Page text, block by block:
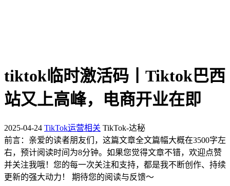
tiktok临时激活码丨Tiktok巴西
站又上高峰，电商开业在即
2025-04-24 TikTok运营相关 TikTok-达秘
前言： 亲爱的读者朋友们，这篇文章全文篇幅大概在3500字左
右，预计阅读时间为8分钟。如果您觉得文章不错，欢迎点赞
并关注我哦！您的每一次关注和支持，都是我不断创作、持续
更新的强大动力！ 期待您的阅读与反馈～